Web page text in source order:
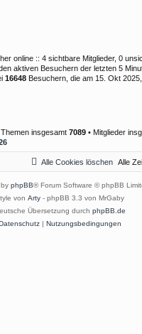
online :: 4 sichtbare Mitglieder, 0
aktiven Besuchern der letzten 5
16648 Besuchern, die am 15. Okt
Themen insgesamt 7089 • Mitglieder
Alle
Alle Cookies löschen
phpBB® Forum Software © phpBB
von Arty - phpBB 3.3 von MrGaby
Übersetzung durch phpBB.de
| Nutzungsbedingungen